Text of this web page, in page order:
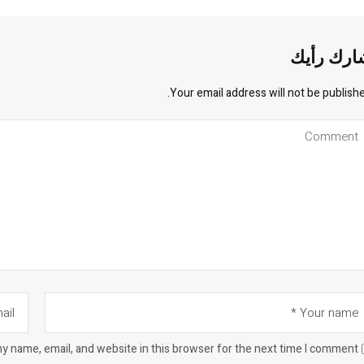
رأيك
Your email address will not be
name, email, and website in this browser for the next time I comment.